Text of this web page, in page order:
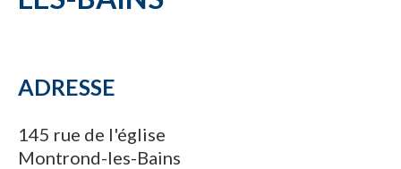
ADRESSE
145 rue de l'église
Montrond-les-Bains